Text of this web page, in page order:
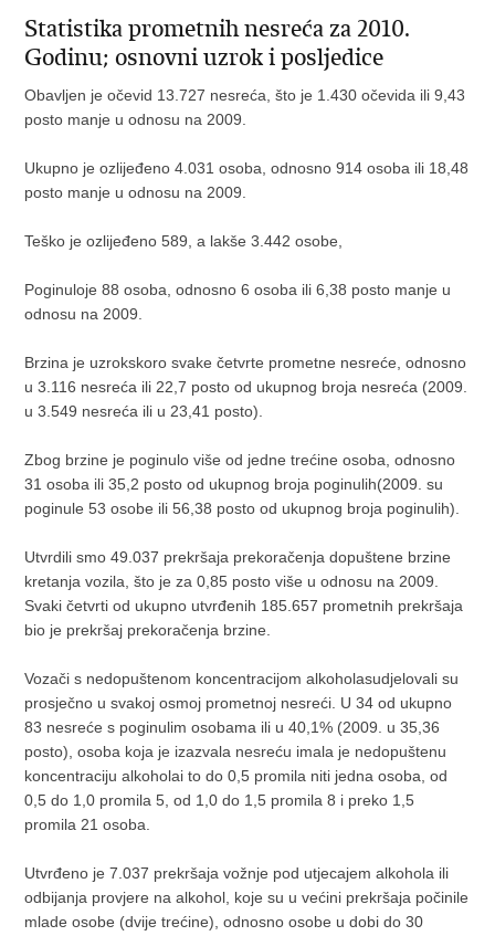
Statistika prometnih nesreća za 2010.
Godinu; osnovni uzrok i posljedice
Obavljen je očevid 13.727 nesreća, što je 1.430 očevida ili 9,43
posto manje u odnosu na 2009.
Ukupno je ozlijeđeno 4.031 osoba, odnosno 914 osoba ili 18,48
posto manje u odnosu na 2009.
Teško je ozlijeđeno 589, a lakše 3.442 osobe,
Poginuloje 88 osoba, odnosno 6 osoba ili 6,38 posto manje u
odnosu na 2009.
Brzina je uzrokskoro svake četvrte prometne nesreće, odnosno
u 3.116 nesreća ili 22,7 posto od ukupnog broja nesreća (2009.
u 3.549 nesreća ili u 23,41 posto).
Zbog brzine je poginulo više od jedne trećine osoba, odnosno
31 osoba ili 35,2 posto od ukupnog broja poginulih(2009. su
poginule 53 osobe ili 56,38 posto od ukupnog broja poginulih).
Utvrdili smo 49.037 prekršaja prekoračenja dopuštene brzine
kretanja vozila, što je za 0,85 posto više u odnosu na 2009.
Svaki četvrti od ukupno utvrđenih 185.657 prometnih prekršaja
bio je prekršaj prekoračenja brzine.
Vozači s nedopuštenom koncentracijom alkoholasudjelovali su
prosječno u svakoj osmoj prometnoj nesreći. U 34 od ukupno
83 nesreće s poginulim osobama ili u 40,1% (2009. u 35,36
posto), osoba koja je izazvala nesreću imala je nedopuštenu
koncentraciju alkoholai to do 0,5 promila niti jedna osoba, od
0,5 do 1,0 promila 5, od 1,0 do 1,5 promila 8 i preko 1,5
promila 21 osoba.
Utvrđeno je 7.037 prekršaja vožnje pod utjecajem alkohola ili
odbijanja provjere na alkohol, koje su u većini prekršaja počinile
mlade osobe (dvije trećine), odnosno osobe u dobi do 30